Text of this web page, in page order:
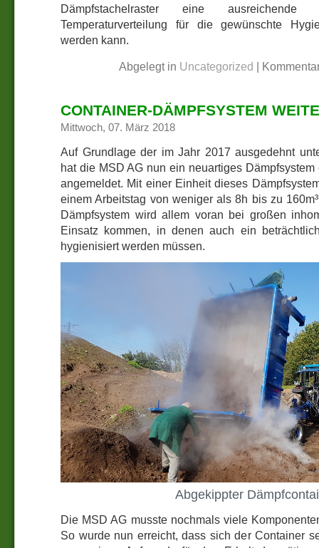
Dämpfstachelraster eine
Temperaturverteilung für die gewünschte
werden kann.
Abgelegt in Uncategorized |
CONTAINER-DÄMPFSYSTEM
Mittwoch, 07. März 2018
Auf Grundlage der im Jahr 2017 ausgedehnt
hat die MSD AG nun ein neuartiges
angemeldet. Mit einer Einheit dieses
einem Arbeitstag von weniger als 8h bis zu
Dämpfsystem wird allem voran bei großen
Einsatz kommen, in denen auch ein
hygienisiert werden müssen.
Abgekippter
Die MSD AG musste nochmals viele
So wurde nun erreicht, dass sich der Container